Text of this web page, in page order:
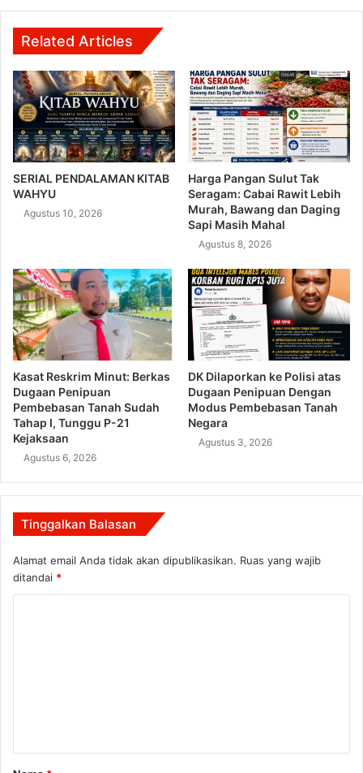
Related Articles
SERIAL PENDALAMAN KITAB
WAHYU
Agustus 10, 2026
Harga Pangan Sulut Tak
Seragam: Cabai Rawit Lebih
Murah, Bawang dan Daging
Sapi Masih Mahal
Agustus 8, 2026
Kasat Reskrim Minut: Berkas
Dugaan Penipuan
Pembebasan Tanah Sudah
Tahap I, Tunggu P-21
Kejaksaan
Agustus 6, 2026
DK Dilaporkan ke Polisi atas
Dugaan Penipuan Dengan
Modus Pembebasan Tanah
Negara
Agustus 3, 2026
Tinggalkan Balasan
Alamat email Anda tidak akan dipublikasikan. Ruas yang wajib
ditandai *
a